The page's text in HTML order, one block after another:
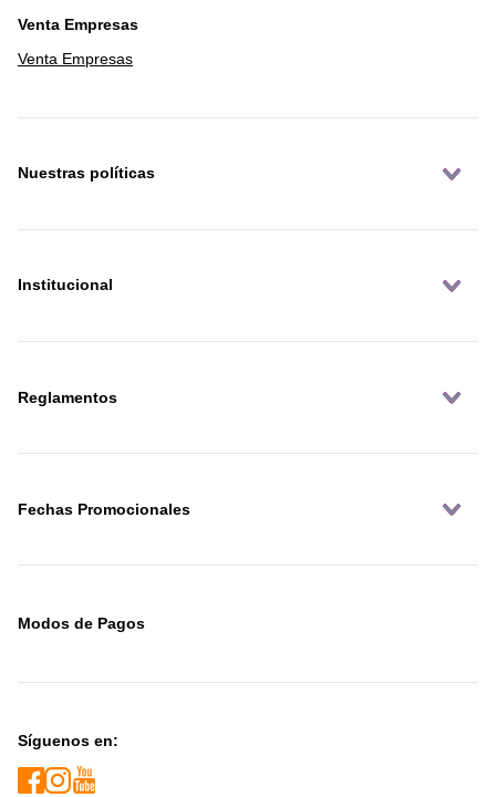
Venta Empresas
Venta Empresas
Nuestras políticas
Institucional
Reglamentos
Fechas Promocionales
Modos de Pagos
Síguenos en: